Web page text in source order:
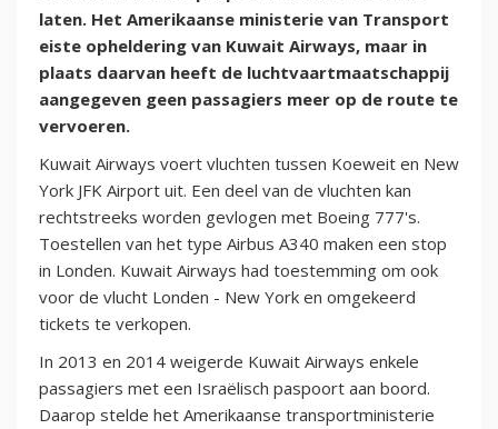
laten. Het Amerikaanse ministerie van Transport
eiste opheldering van Kuwait Airways, maar in
plaats daarvan heeft de luchtvaartmaatschappij
aangegeven geen passagiers meer op de route te
vervoeren.
Kuwait Airways voert vluchten tussen Koeweit en New
York JFK Airport uit. Een deel van de vluchten kan
rechtstreeks worden gevlogen met Boeing 777's.
Toestellen van het type Airbus A340 maken een stop
in Londen. Kuwait Airways had toestemming om ook
voor de vlucht Londen - New York en omgekeerd
tickets te verkopen.
In 2013 en 2014 weigerde Kuwait Airways enkele
passagiers met een Israëlisch paspoort aan boord.
Daarop stelde het Amerikaanse transportministerie